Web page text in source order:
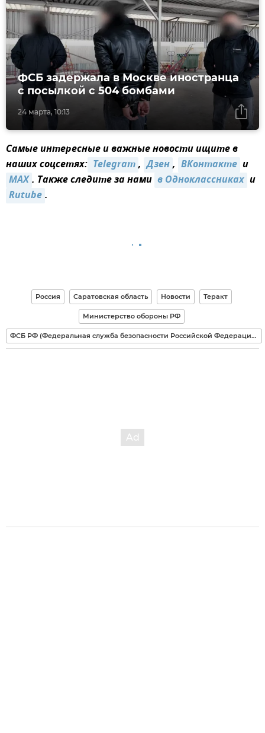
24 марта, 10:13
ФСБ задержала в Москве иностранца
с посылкой с 504 бомбами
Самые интересные и важные новости ищите в
наших соцсетях: Telegram, Дзен, ВКонтакте и
MAX. Также следите за нами в Одноклассниках и
Rutube.
Россия Саратовская область Новости Теракт
Министерство обороны РФ
ФСБ РФ (Федеральная служба безопасности Российской Федерации)